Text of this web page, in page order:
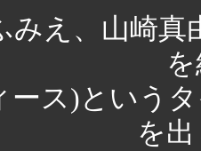
みえ、山崎
ース)という
を